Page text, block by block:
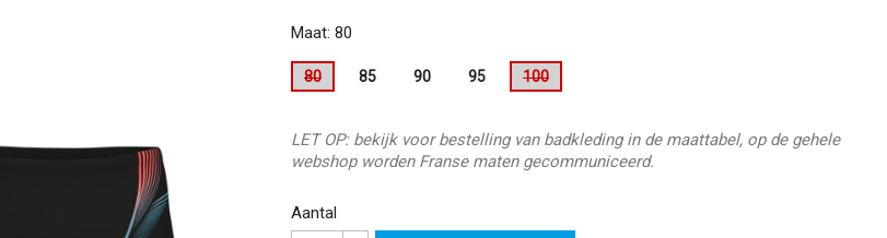
Maat: 80
80 85 90 95 100
LET OP: bekijk voor bestelling van badkleding in de maattabel, op de gehele
webshop worden Franse maten gecommuniceerd.
Aantal